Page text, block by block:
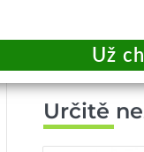
Určitě